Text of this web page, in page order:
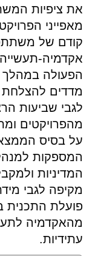
את ציפיות
מאפייני
קודם של
אקדמיה-
הפעולה במהלך
מדדים להצלחת
לגבי שביעות
מהפרויקטים
על בסיס
המספקות
המדיניות
מקיפה לגבי
פועלת התכנית
מהאקדמיה
עתידיות.